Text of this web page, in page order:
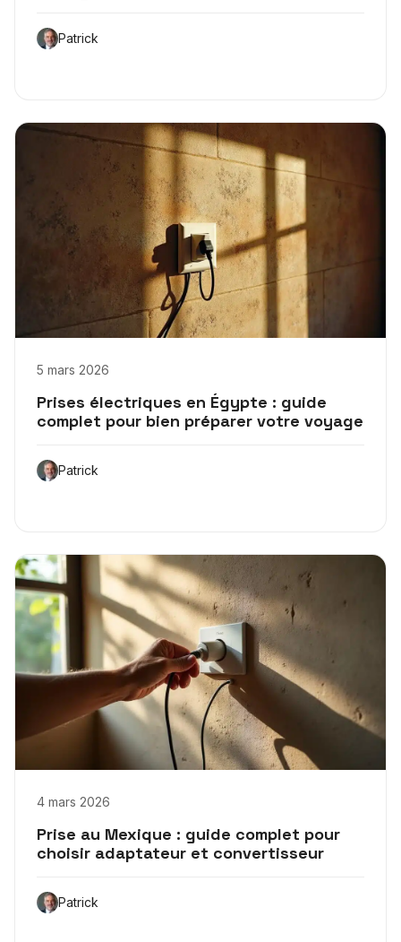
Patrick
5 mars 2026
Prises électriques en Égypte : guide
complet pour bien préparer votre voyage
Patrick
4 mars 2026
Prise au Mexique : guide complet pour
choisir adaptateur et convertisseur
Patrick